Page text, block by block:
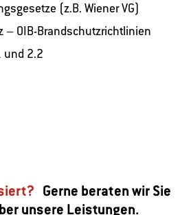
(z.B. Wiener VG)
– OIB-Brandschutzrichtlinien
und 2.2
Gerne beraten wir Sie
unsere Leistungen.